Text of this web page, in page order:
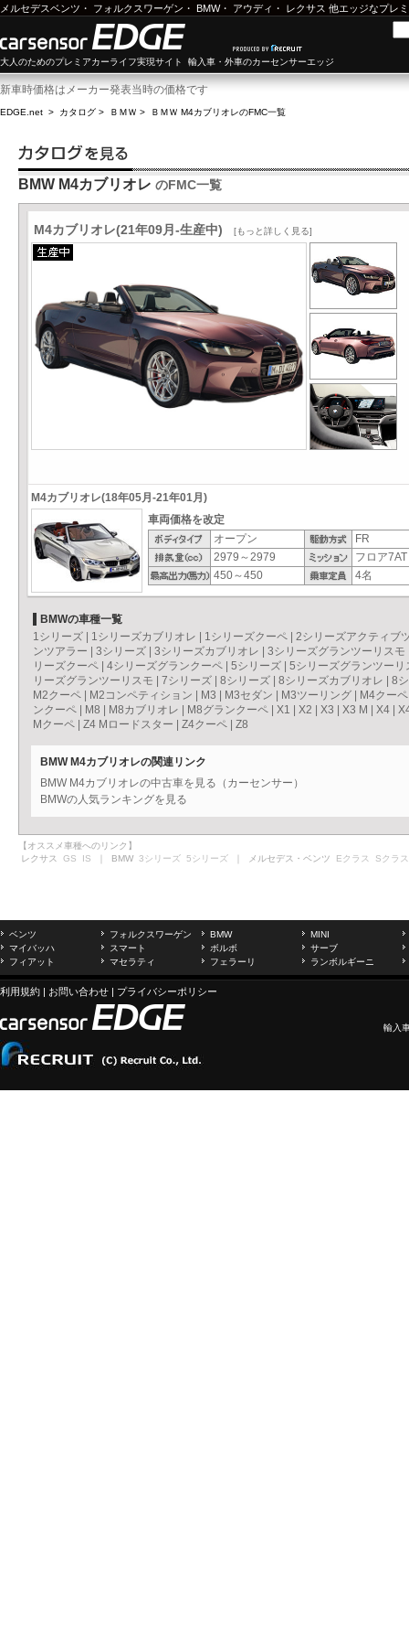
メルセデスベンツ ・ フォルクスワーゲン ・ BMW・ アウディ ・ レクサス 他エッジなプレ
大人のためのプレミアカーライフ実現サイト 輸入車・外車のカーセンサーエッジ
新車時価格はメーカー発表当時の価格です
EDGE.net > カタログ > ＢＭＷ > ＢＭＷ M4カブリオレのFMC一覧
BMW M4カブリオレ のFMC一覧
M4カブリオレ(21年09月-生産中) [もっと詳しく見る]
M4カブリオレ(18年05月-21年01月)
車両価格を改定
オープン
FR
2979～2979
フロア7AT
450～450
4名
BMWの車種一覧
1シリーズ
1シリーズカブリオレ 1シリーズクーペ
2シリーズアクティブ
ンツアラー
3シリーズ 3シリーズカブリオレ 3シリーズグランツーリスモ
リーズクーペ
4シリーズグランクーペ 5シリーズ
5シリーズグランツーリ
リーズグランツーリスモ
7シリーズ 8シリーズ 8シリーズカブリオレ
8
M2クーペ
M2コンペティション M3 M3セダン M3ツーリング M4クーペ
ンクーペ
M8 M8カブリオレ M8グランクーペ X1 X2 X3 X3 M X4
Mクーペ
Z4 Mロードスター Z4クーペ Z8
BMW M4カブリオレの関連リンク
BMW M4カブリオレの中古車を見る（カーセンサー）
BMWの人気ランキングを見る
【オススメ車種へのリンク】
レクサス GS IS ｜ BMW 3シリーズ 5シリーズ ｜ メルセデス・ベンツ Eクラス Sクラス
ベンツ フォルクスワーゲン BMW
MINI
マイバッハ
スマート ボルボ
サーブ
フィアット
マセラティ フェラーリ ランボルギーニ
利用規約 | お問い合わせ | プライバシーポリシー
輸入